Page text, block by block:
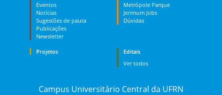
Eventos
Notícias
Sugestões de pauta
Publicações
Newsletter
Metrópole Parque
Jerimum Jobs
Dúvidas
Projetos
Editais
Ver todos
Campus Universitário Central da UFRN